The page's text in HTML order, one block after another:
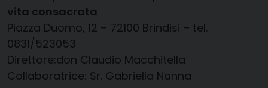
vita consacrata
Piazza Duomo, 12 – 72100 Brindisi – tel.
0831/523053
Direttore:don Claudio Macchitella
Collaboratrice: Sr. Gabriella Nanna